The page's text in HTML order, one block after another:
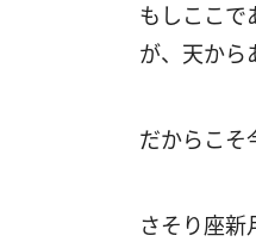
もしここで
が、天から
だからこそ
さそり座新